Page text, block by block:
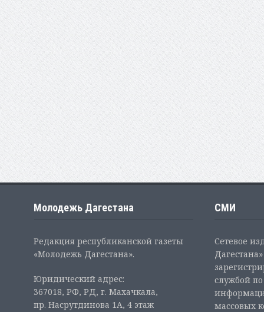
Молодежь Дагестана
Редакция республиканской газеты
«Молодежь Дагестана».
Юридический адрес:
367018, РФ, РД, г. Махачкала,
пр. Насрутдинова 1А, 4 этаж
СМИ
Сетевое
службой
массовых